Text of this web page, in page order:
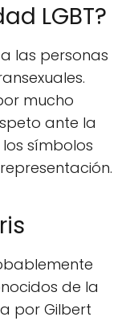
LGBT?
las personas
mucho
ante la
símbolos
de la
por Gilbert